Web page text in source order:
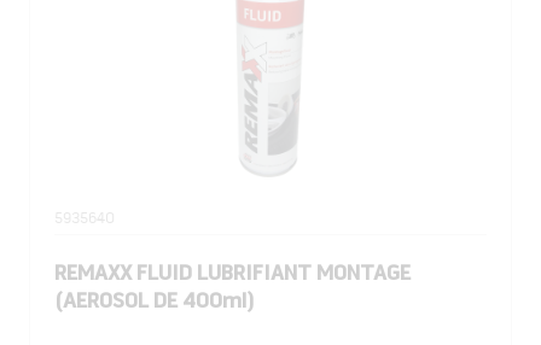
5935640
REMAXX FLUID LUBRIFIANT MONTAGE
(AEROSOL DE 400ml)